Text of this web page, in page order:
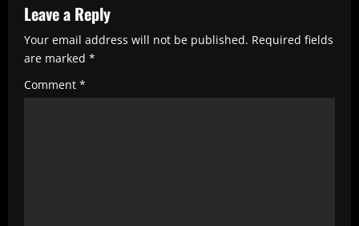
R
e
a
d
Leave a Reply
Your email address will not be published. Required fields
are marked *
Comment *